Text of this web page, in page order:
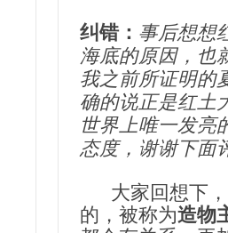
纠错： 事后想想
海底的原因，也
我之前所证明的
确的说正是红土
世界上唯一发亮
态度，谢谢下面
大家回想下，
的，被称为造物